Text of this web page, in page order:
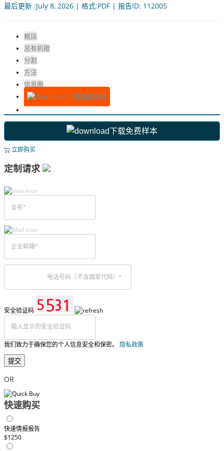
最后更新 :July 8, 2026 | 格式:PDF | 报告ID: 112005
概括
总有机碳
分割
方法
信息图
下载免费样本
下载免费样本
立即购买
定制请求
安全验证码
我们致力于确保您的个人信息安全和保密。 隐私政策
提交
OR
快速购买
快速情报报告
$1250